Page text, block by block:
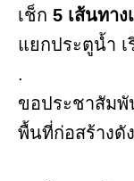
เช็ก 5 เส้นทาง
แยกประตูน้ำ เ
.
ขอประชาสัมพั
พื้นที่ก่อสร้างดั